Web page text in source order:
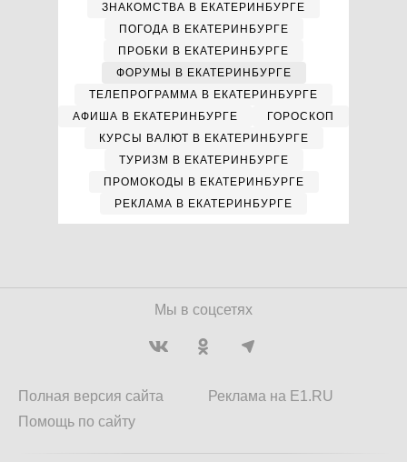
ЗНАКОМСТВА В ЕКАТЕРИНБУРГЕ
ПОГОДА В ЕКАТЕРИНБУРГЕ
ПРОБКИ В ЕКАТЕРИНБУРГЕ
ФОРУМЫ В ЕКАТЕРИНБУРГЕ
ТЕЛЕПРОГРАММА В ЕКАТЕРИНБУРГЕ
АФИША В ЕКАТЕРИНБУРГЕ
ГОРОСКОП
КУРСЫ ВАЛЮТ В ЕКАТЕРИНБУРГЕ
ТУРИЗМ В ЕКАТЕРИНБУРГЕ
ПРОМОКОДЫ В ЕКАТЕРИНБУРГЕ
РЕКЛАМА В ЕКАТЕРИНБУРГЕ
Мы в соцсетях
Полная версия сайта
Помощь по сайту
Реклама на E1.RU